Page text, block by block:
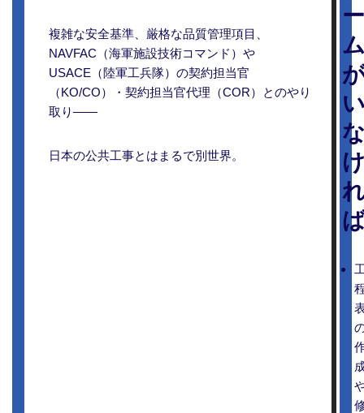
複雑な安全基準、厳格な品質管理項目、
NAVFAC（海軍施設技術コマンド）や
USACE（陸軍工兵隊）の契約担当官
（KO/CO）・契約担当官代理（COR）とのやり
取り――
日本の公共工事とはまるで別世界。
ー